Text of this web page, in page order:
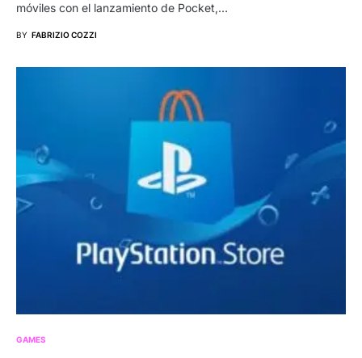
móviles con el lanzamiento de Pocket,…
BY FABRIZIO COZZI
GAMES